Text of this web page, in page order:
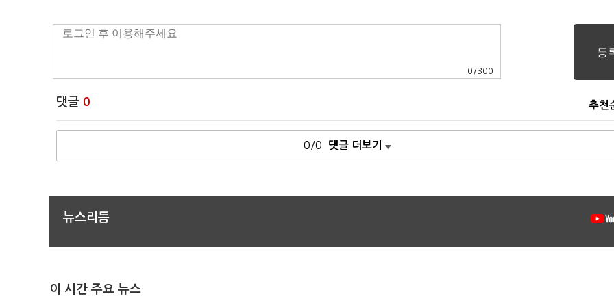
0 /300
댓글 0 추천
0/0 댓글 더보기
뉴스리듬
이 시간 주요 뉴스